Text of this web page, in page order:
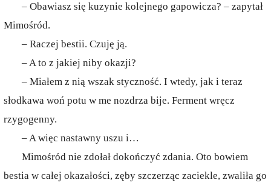
– Obawiasz się kuzynie kolejnego gapowicza? – zapytał
Mimośród.
– Raczej bestii. Czuję ją.
– A to z jakiej niby okazji?
– Miałem z nią wszak styczność. I wtedy, jak i teraz
słodkawa woń potu w me nozdrza bije. Ferment wręcz
rzygogenny.
– A więc nastawny uszu i…
Mimośród nie zdołał dokończyć zdania. Oto bowiem
bestia w całej okazałości, zęby szczerząc zaciekle, zwaliła go